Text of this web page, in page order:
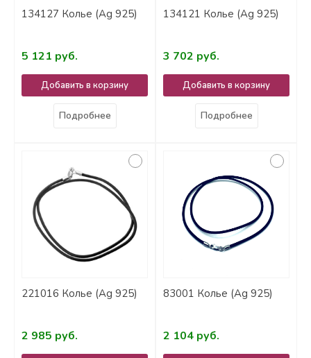
134127 Колье (Ag 925)
5 121 руб.
Добавить в корзину
Подробнее
134121 Колье (Ag 925)
3 702 руб.
Добавить в корзину
Подробнее
221016 Колье (Ag 925)
2 985 руб.
83001 Колье (Ag 925)
2 104 руб.